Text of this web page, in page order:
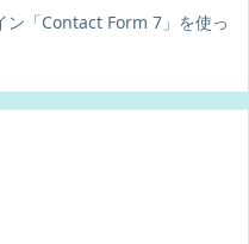
ン「Contact Form 7」を使っ